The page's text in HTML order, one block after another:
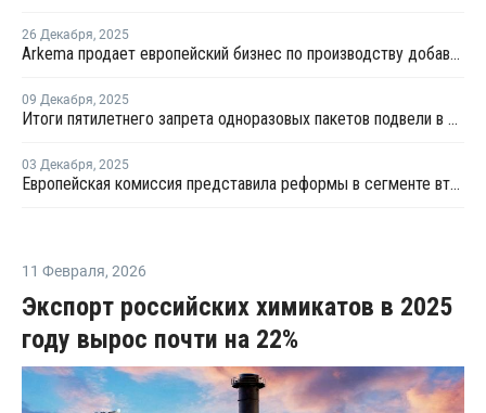
26 Декабря, 2025
Arkema продает европейский бизнес по производству добавок
09 Декабря, 2025
Итоги пятилетнего запрета одноразовых пакетов подвели в Германии
03 Декабря, 2025
Европейская комиссия представила реформы в сегменте вторичной переработки
11 Февраля, 2026
Экспорт российских химикатов в 2025
году вырос почти на 22%